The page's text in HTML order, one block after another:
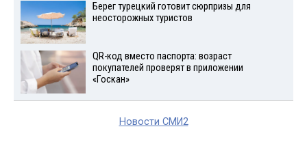
Берег турецкий готовит сюрпризы для
неосторожных туристов
QR-код вместо паспорта: возраст
покупателей проверят в приложении
«Госкан»
Новости СМИ2